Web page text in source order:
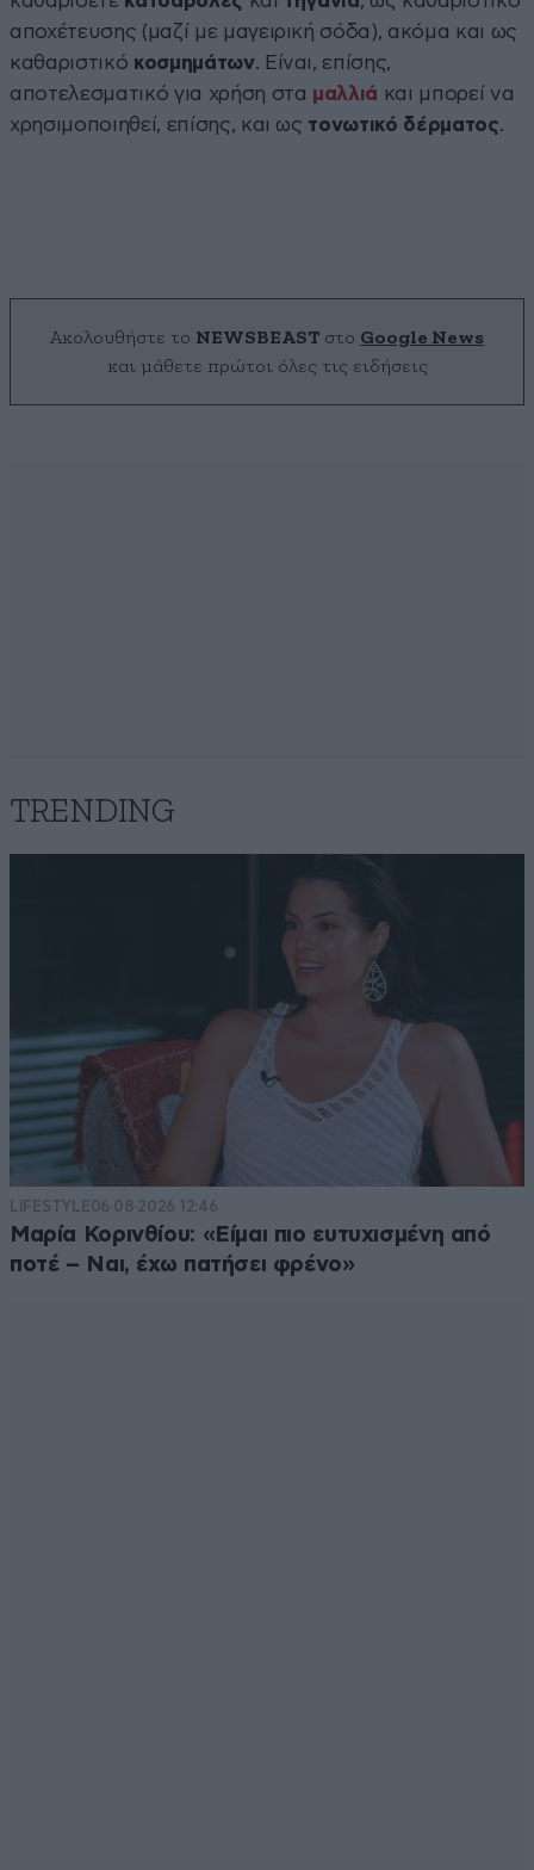
αποχέτευσης (μαζί με μαγειρική σόδα), ακόμα και ως
καθαριστικό κοσμημάτων. Είναι, επίσης,
αποτελεσματικό για χρήση στα μαλλιά και μπορεί να
χρησιμοποιηθεί, επίσης, και ως τονωτικό δέρματος.
Ακολουθήστε το NEWSBEAST στο Google News
και μάθετε πρώτοι όλες τις ειδήσεις
TRENDING
LIFESTYLE06·08·2026 12:46
Μαρία Κορινθίου: «Είμαι πιο ευτυχισμένη από
ποτέ – Ναι, έχω πατήσει φρένο»